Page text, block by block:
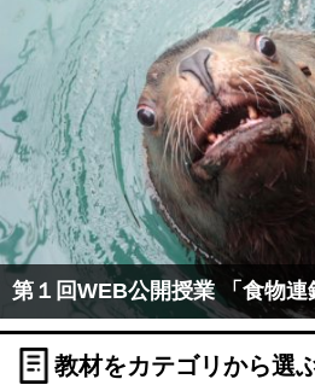
第１回WEB公開授業 「食物
教材をカテゴリから選